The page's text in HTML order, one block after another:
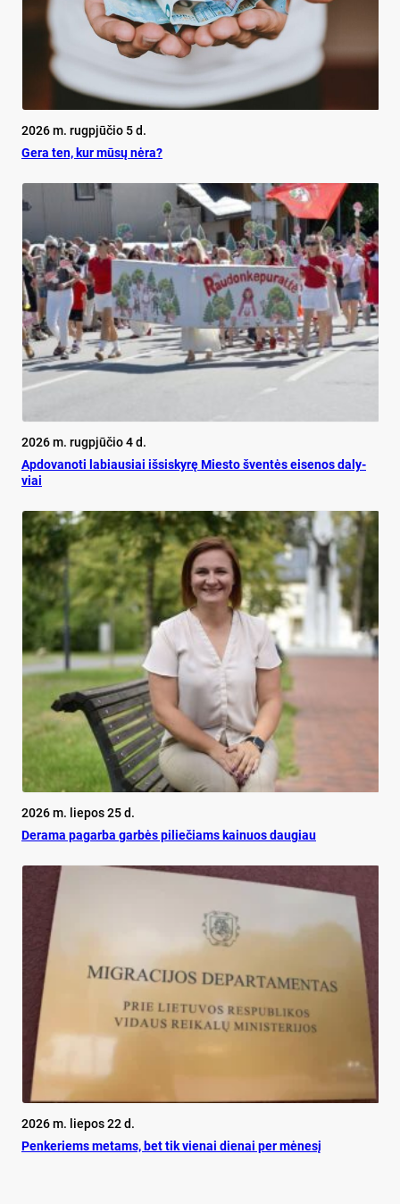
2026 m. rugpjūčio 5 d.
Ge­ra ten, kur mū­sų nė­ra?
2026 m. rugpjūčio 4 d.
Ap­do­va­no­ti la­biau­siai iš­si­sky­rę Mies­to šven­tės ei­se­nos da­ly­
viai
2026 m. liepos 25 d.
De­ra­ma pa­gar­ba gar­bės pi­lie­čiams kai­nuos dau­giau
2026 m. liepos 22 d.
Pen­ke­riems me­tams, bet tik vie­nai die­nai per mė­ne­sį